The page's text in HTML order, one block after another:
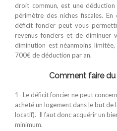
droit commun, est une
périmètre des niches fiscales. En
déficit foncier peut vous
revenus fonciers et de diminuer
diminution est néanmoins
700€ de déduction par an.
Comment faire
1- Le déficit foncier ne peut
acheté un logement dans le but
locatif). Il faut donc acquérir un
minimum.